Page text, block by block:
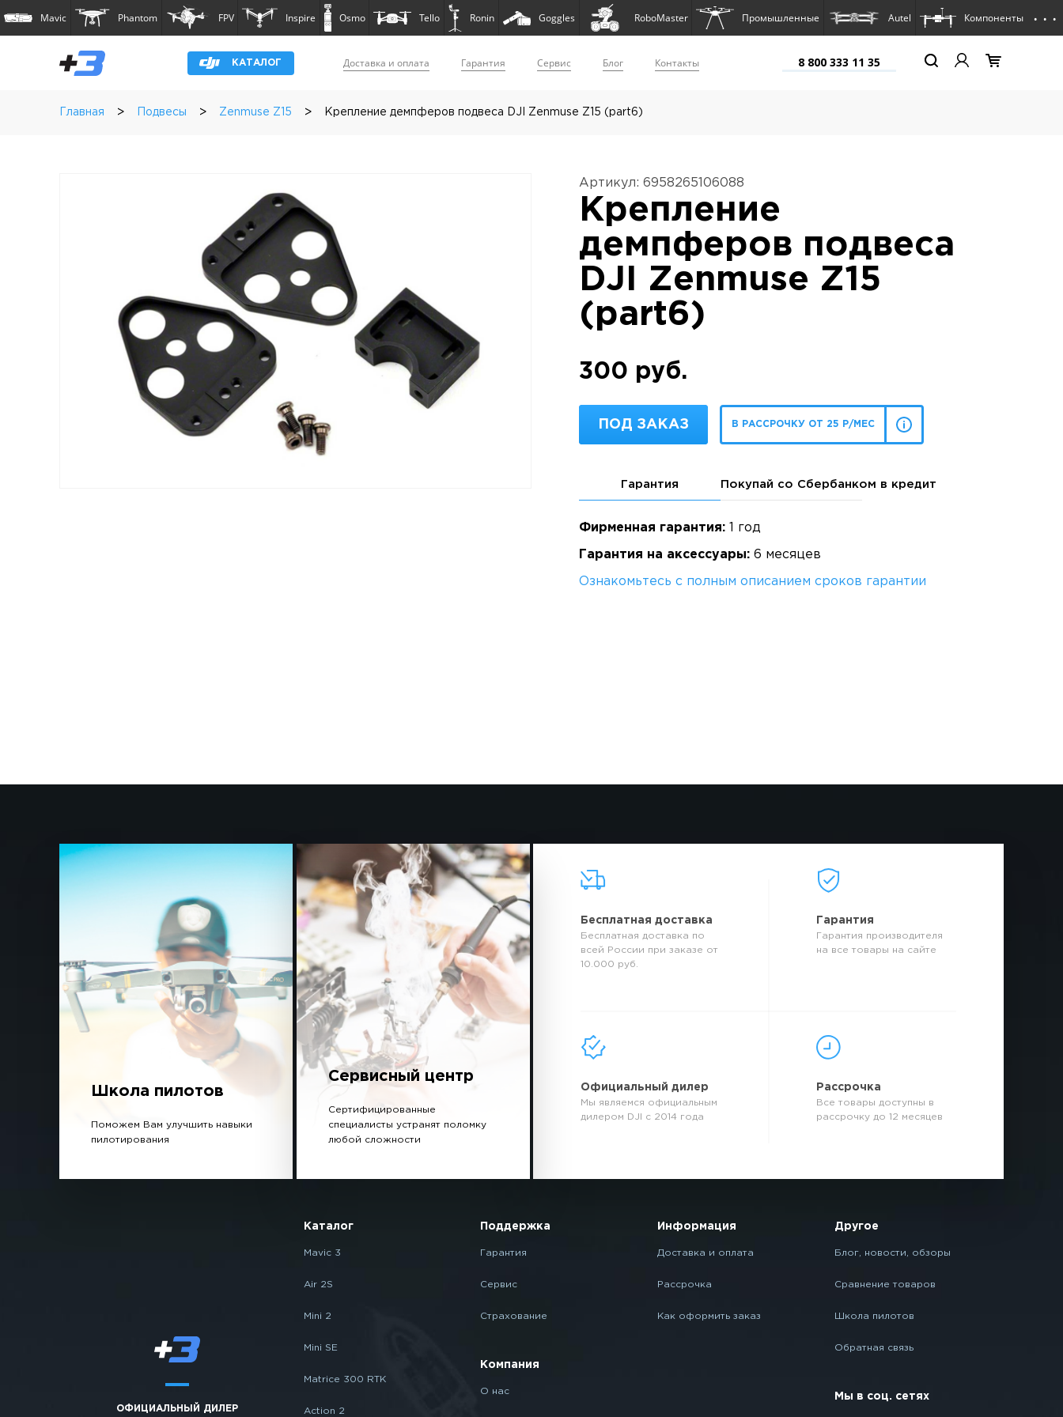
Mavic Phantom FPV Inspire Osmo Tello Ronin Goggles RoboMaster Промышленные Autel Компоненты . . .
КАТАЛОГ Доставка и оплата Гарантия Сервис Блог Контакты 8 800 333 11 35
Главная > Подвесы > Zenmuse Z15 > Крепление демпферов подвеса DJI Zenmuse Z15 (part6)
Артикул: 6958265106088
Крепление
демпферов подвеса
DJI Zenmuse Z15
(part6)
300 руб.
ПОД ЗАКАЗ В РАССРОЧКУ ОТ 25 Р/МЕС
Гарантия Покупай со Сбербанком в кредит
Фирменная гарантия:1 год
Гарантия на аксессуары:6 месяцев
Ознакомьтесь с полным описанием сроков гарантии
Школа пилотов
Поможем Вам улучшить навыки
пилотирования
Сервисный центр
Сертифицированные
специалисты устранят поломку
любой сложности
Бесплатная доставка
Бесплатная доставка по
всей России при заказе от
10.000 руб.
Гарантия
Гарантия производителя
на все товары на сайте
Официальный дилер
Мы являемся официальным
дилером DJI с 2014 года
Рассрочка
Все товары доступны в
рассрочку до 12 месяцев
ОФИЦИАЛЬНЫЙ ДИЛЕР
Каталог
Mavic 3
Air 2S
Mini 2
Mini SE
Matrice 300 RTK
Action 2
Поддержка
Гарантия
Сервис
Страхование
Компания
О нас
Информация
Доставка и оплата
Рассрочка
Как оформить заказ
Другое
Блог, новости, обзоры
Сравнение товаров
Школа пилотов
Обратная связь
Мы в соц. сетях